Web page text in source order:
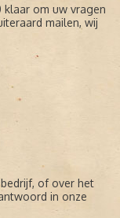
klaar om uw vragen
mailen, wij
of over het
in onze